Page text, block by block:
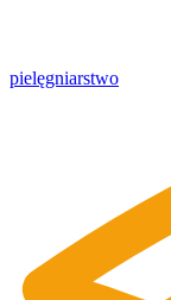
pielęgniarstwo